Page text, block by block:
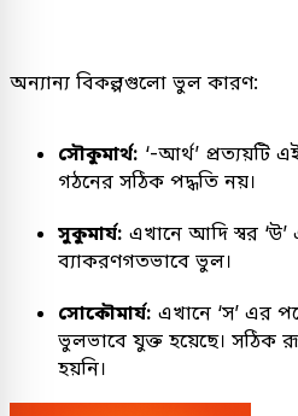
অন্যান্য বিকল্পগুলো ভুল কারণ:
সৌকুমার্থ: ‘-আর্থ’ প্রত্যয়টি
গঠনের সঠিক পদ্ধতি নয়।
সুকুমার্য: এখানে আদি স্বর ‘উ’
ব্যাকরণগতভাবে ভুল।
সোকৌমার্য: এখানে ‘স’ এর
ভুলভাবে যুক্ত হয়েছে। সঠিক
হয়নি।